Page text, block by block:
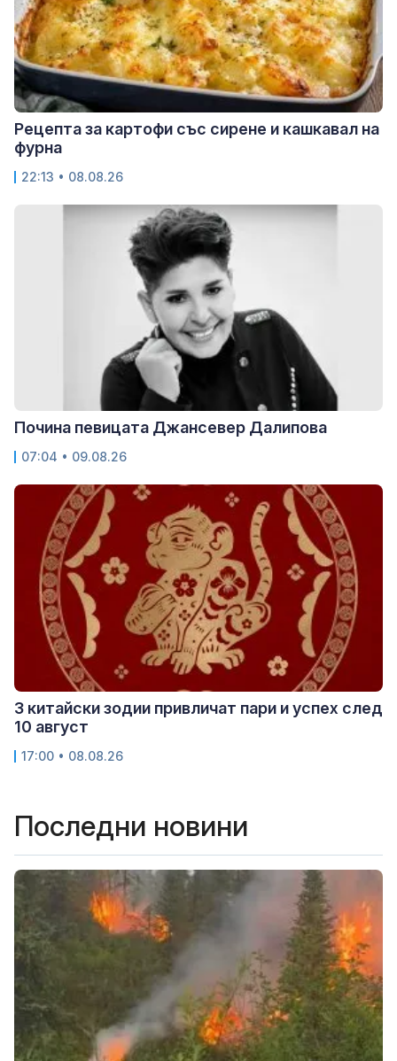
Рецепта за картофи със сирене и кашкавал на
фурна
22:13 • 08.08.26
Почина певицата Джансевер Далипова
07:04 • 09.08.26
3 китайски зодии привличат пари и успех след
10 август
17:00 • 08.08.26
Последни новини